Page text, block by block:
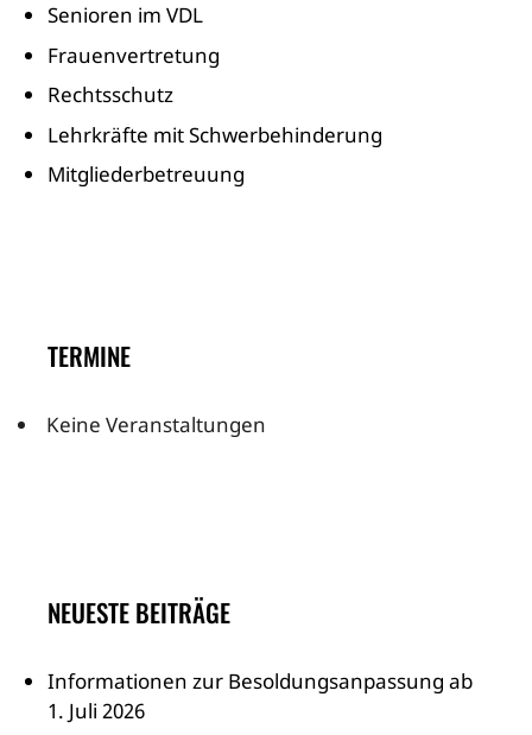
Senioren im VDL
Frauenvertretung
Rechtsschutz
Lehrkräfte mit Schwerbehinderung
Mitgliederbetreuung
TERMINE
Keine Veranstaltungen
NEUESTE BEITRÄGE
Informationen zur Besoldungsanpassung ab
1. Juli 2026